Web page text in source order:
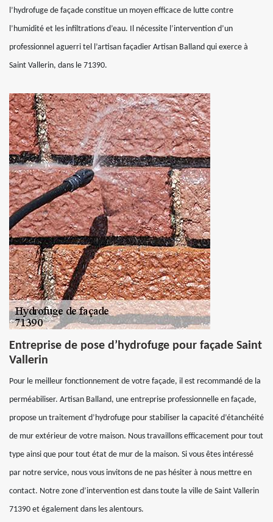
l’hydrofuge de façade constitue un moyen efficace de lutte contre
l’humidité et les infiltrations d’eau. Il nécessite l’intervention d’un
professionnel aguerri tel l’artisan façadier Artisan Balland qui exerce à
Saint Vallerin, dans le 71390.
Entreprise de pose d’hydrofuge pour façade Saint
Vallerin
Pour le meilleur fonctionnement de votre façade, il est recommandé de la
perméabiliser. Artisan Balland, une entreprise professionnelle en façade,
propose un traitement d’hydrofuge pour stabiliser la capacité d’étanchéité
de mur extérieur de votre maison. Nous travaillons efficacement pour tout
type ainsi que pour tout état de mur de la maison. Si vous êtes intéressé
par notre service, nous vous invitons de ne pas hésiter à nous mettre en
contact. Notre zone d’intervention est dans toute la ville de Saint Vallerin
71390 et également dans les alentours.